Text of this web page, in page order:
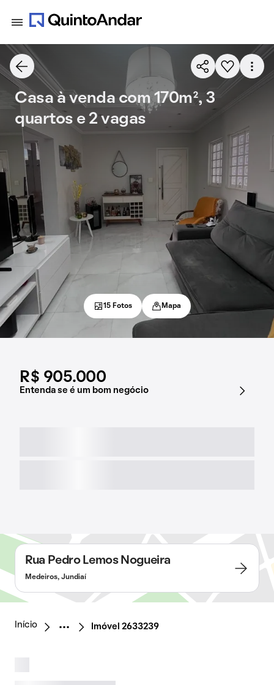
R$ 905.000
Entenda se é um bom negócio
Casa à venda com 170m², 3
quartos e 2 vagas
15 Fotos Mapa
Rua Pedro Lemos Nogueira
Medeiros, Jundiaí
Início Imóvel 2633239